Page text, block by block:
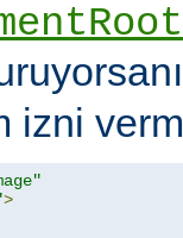
izni
>